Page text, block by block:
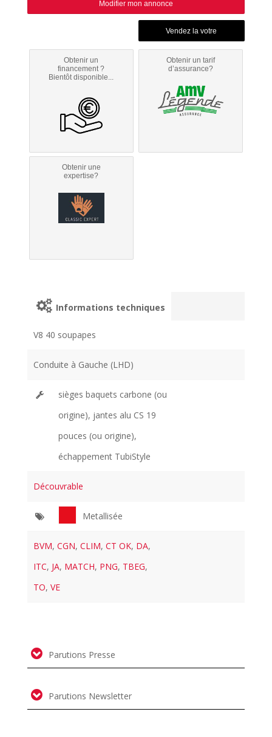
Modifier mon annonce
Obtenir un
financement ?
Bientôt disponible...
Obtenir un tarif
d’assurance?
Obtenir une
expertise?
Informations techniques
V8 40 soupapes
Conduite à Gauche (LHD)
sièges baquets carbone (ou
origine), jantes alu CS 19
pouces (ou origine),
échappement TubiStyle
Découvrable
Metallisée
BVM,CGN,CLIM,CT OK, DA,
ITC, JA, MATCH, PNG, TBEG,
TO,VE
Parutions Presse
Parutions Newsletter